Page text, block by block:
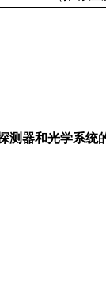
器和光学系统